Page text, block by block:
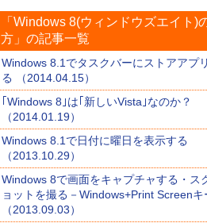
「Windows 8(ウィンドウズエイト)
方」の記事一覧
Windows 8.1でタスクバーにストアアプ
る （2014.04.15）
｢Windows 8｣は｢新しいVista｣なのか？
（2014.01.19）
Windows 8.1で日付に曜日を表示する
（2013.10.29）
Windows 8で画面をキャプチャする・ス
ョットを撮る－Windows+Print Screenキ
（2013.09.03）